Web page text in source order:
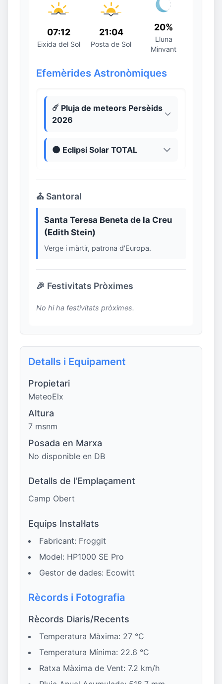
07:12
Eixida del Sol
21:04
Posta de Sol
20%
Lluna
Minvant
Efemèrides Astronòmiques
☄️ Pluja de meteors Persèids
2026
🌑 Eclipsi Solar TOTAL
⛪ Santoral
Santa Teresa Beneta de la Creu
(Edith Stein)
Verge i màrtir, patrona d'Europa.
🎉 Festivitats Pròximes
No hi ha festivitats pròximes.
Detalls i Equipament
Propietari
MeteoElx
Altura
7 msnm
Posada en Marxa
No disponible en DB
Detalls de l'Emplaçament
Camp Obert
Equips Instal·lats
Fabricant: Froggit
Model: HP1000 SE Pro
Gestor de dades: Ecowitt
Rècords i Fotografia
Rècords Diaris/Recents
Temperatura Màxima: 27 °C
Temperatura Mínima: 22.6 °C
Ratxa Màxima de Vent: 7.2 km/h